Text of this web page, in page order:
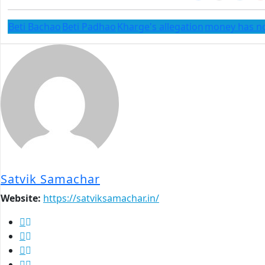
Beti Bachao Beti Padhao Kharge's allegationmoney has
Satvik Samachar
Website: https://satviksamachar.in/